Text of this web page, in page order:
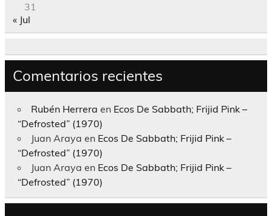
31
« Jul
Comentarios recientes
Rubén Herrera en Ecos De Sabbath; Frijid Pink –
“Defrosted” (1970)
Juan Araya en Ecos De Sabbath; Frijid Pink –
“Defrosted” (1970)
Juan Araya en Ecos De Sabbath; Frijid Pink –
“Defrosted” (1970)